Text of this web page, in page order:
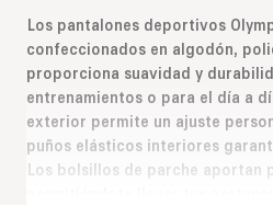
Los pantalones deportivos
confeccionados en algodón,
proporciona suavidad y
entrenamientos o para el día a
exterior permite un ajuste
puños elásticos interiores
Los bolsillos de parche aportan